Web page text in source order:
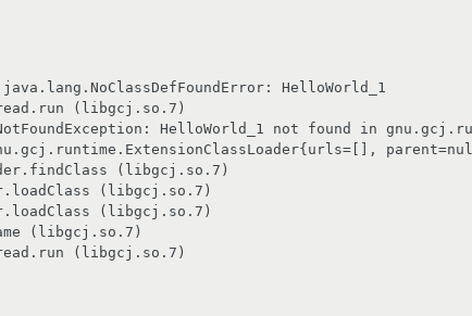
HelloWorld_1
HelloWorld_1 not found in